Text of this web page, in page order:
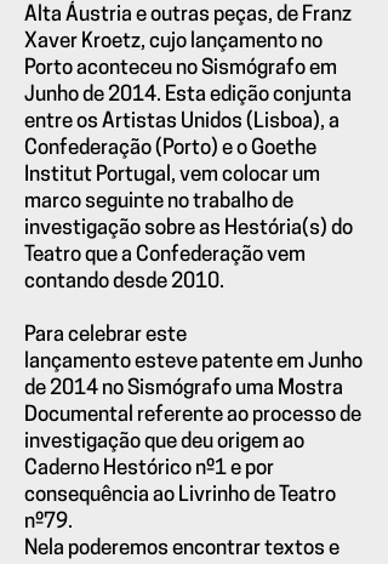
Alta Áustria e outras peças, de Franz
Xaver Kroetz, cujo lançamento no
Porto aconteceu no Sismógrafo em
Junho de 2014. Esta edição conjunta
entre os Artistas Unidos (Lisboa), a
Confederação (Porto) e o Goethe
Institut Portugal, vem colocar um
marco seguinte no trabalho de
investigação sobre as Hestória(s) do
Teatro que a Confederação vem
contando desde 2010.
Para celebrar este
lançamento esteve patente em Junho
de 2014 no Sismógrafo uma Mostra
Documental referente ao processo de
investigação que deu origem ao
Caderno Hestórico nº1 e por
consequência ao Livrinho de Teatro
nº79.
Nela poderemos encontrar textos e